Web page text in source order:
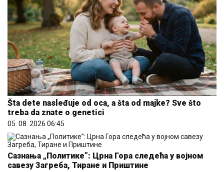
Šta dete nasleđuje od oca, a šta od majke? Sve što
treba da znate o genetici
05. 08. 2026 06:45
Сазнања „Политике”: Црна Гора следећа у војном
савезу Загреба, Тиране и Приштине